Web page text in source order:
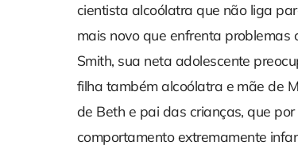
cientista alcoólatra que não liga
mais novo que enfrenta problemas
Smith, sua neta adolescente
filha também alcoólatra e mãe de
de Beth e pai das crianças, que
comportamento extremamente